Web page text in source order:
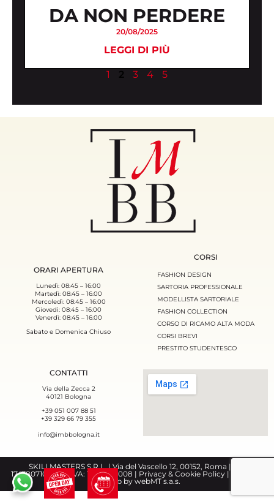
DA NON PERDERE
20/08/2025
LEGGI DI PIÙ
1 2 3 4 5
ORARI APERTURA
Lunedì: 08:45 – 16:00
Martedì: 08:45 – 16:00
Mercoledì: 08:45 – 16:00
Giovedì: 08:45 – 16:00
Venerdì: 08:45 – 16:00
Sabato e Domenica Chiuso
CORSI
FASHION DESIGN
SARTORIA PROFESSIONALE
MODELLISTA SARTORIALE
FASHION COLLECTION
CORSO DI RICAMO ALTA MODA
CORSI BREVI
PRESTITO STUDENTESCO
CONTATTI
Via della Zecca 2
40121 Bologna
+39 051 007 88 51
+39 329 66 79 355
info@imbbologna.it
SKILLMASTERS S.R.L. | Via del Vascello 12, 00152, Roma | CF:
17478071008 | P.IVA: 17478071008 | Privacy & Cookie Policy |
siti web by webMT s.a.s.